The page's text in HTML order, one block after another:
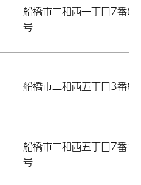
船橋市二和西一丁目7番80
号
船橋市二和西五丁目3番8
船橋市二和西五丁目7番14
号